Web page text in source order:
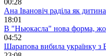
00:28
Ана Івановіч раділа як
18:01
В "Ньюкасла" нова форма,
04:52
Шарапова вибила українку